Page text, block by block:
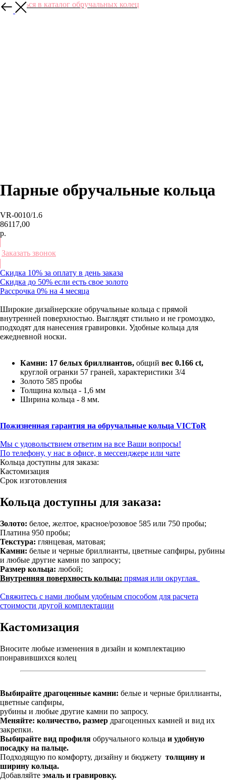
Вернуться в каталог обручальных колец
Парные обручальные кольца
VR-0010/1.6
86117,00
р.
Заказать звонок
Скидка 10% за оплату в день заказа
Скидка до 50% если есть свое золото
Рассрочка 0% на 4 месяца
Широкие дизайнерские обручальные кольца с прямой
внутренней поверхностью. Выглядят стильно и не громоздко,
подходят для нанесения гравировки. Удобные кольца для
ежедневной носки.
Камни: 17 белых бриллиантов, общий вес 0.166 ct,
круглой огранки 57 граней, характеристики 3/4
Золото 585 пробы
Толщина кольца - 1,6 мм
Ширина кольца - 8 мм.
Пожизненная гарантия на обручальные кольца VICToR
Мы с удовольствием ответим на все Ваши вопросы!
По телефону, у нас в офисе, в мессенджере или чате
Кольца доступны для заказа:
Кастомизация
Срок изготовления
Кольца доступны для заказа:
Золото: белое, желтое, красное/розовое 585 или 750 пробы;
Платина 950 пробы;
Текстура: глянцевая, матовая;
Камни: белые и черные бриллианты, цветные сапфиры, рубины
и любые другие камни по запросу;
Размер кольца: любой;
Внутренняя поверхность кольца: прямая или округлая.
Свяжитесь с нами любым удобным способом для расчета
стоимости другой комплектации
Кастомизация
Вносите любые изменения в дизайн и комплектацию
понравившихся колец
Выбирайте драгоценные камни: белые и черные бриллианты,
цветные сапфиры,
рубины и любые другие камни по запросу.
Меняйте: количество, размер драгоценных камней и вид их
закрепки.
Выбирайте вид профиля обручального кольца и удобную
посадку на пальце.
Подходящую по комфорту, дизайну и бюджету толщину и
ширину кольца.
Добавляйте эмаль и гравировку.